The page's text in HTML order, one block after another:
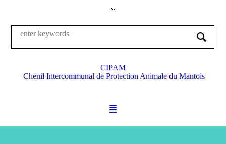
CIPAM
Chenil Intercommunal de Protection Animale du Mantois